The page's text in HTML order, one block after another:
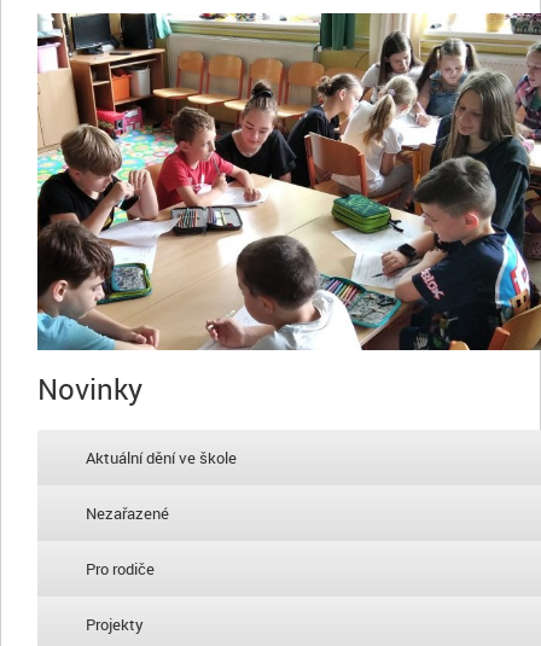
Novinky
Aktuální dění ve škole
Nezařazené
Pro rodiče
Projekty